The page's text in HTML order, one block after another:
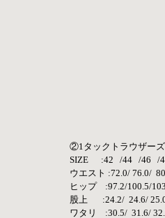
②1タックトラウザー
SIZE      :42   /44   /46   /
ウエスト :72.0/ 76.0/
ヒップ    :97.2/100.5/
股上       :24.2/  24.6/
ワタリ    :30.5/  31.6/